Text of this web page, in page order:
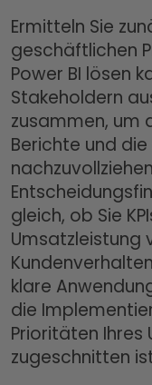
Ermitteln Sie
geschäftlichen
Power BI lösen
Stakeholdern
zusammen, um
Berichte und
gleich, ob Sie
Umsatzleistung
klare
die
Prioritäten Ihres
zugeschnitten